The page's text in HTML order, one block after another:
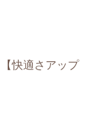
【快適さアップ